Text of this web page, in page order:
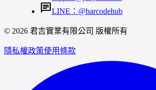
chatLINE：@barcodehub
© 2026 君吉實業有限公司 版權所有
隱私權政策使用條款